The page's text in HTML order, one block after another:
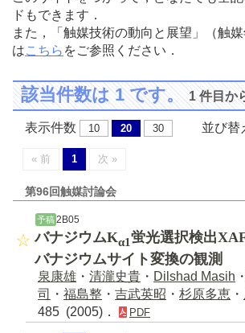
ドもできます．
また，「触媒技術の動向と展望」（触
はこちら をご参照ください．
該当件数は 1 です。1 件目か
表示件数 10 20 30 並び替
« 前 1 次 »
第96回触媒討論会
予稿 2B05
バナジウムKα1蛍光選択検出
バナジウムサイト変換の観測
泉康雄 ・ 清瀧史貴 ・ Dilshad Masih ・
司
・ 福島整 ・ 吉武英昭 ・ 杉原多恵 ・
485 (2005)．
PDF